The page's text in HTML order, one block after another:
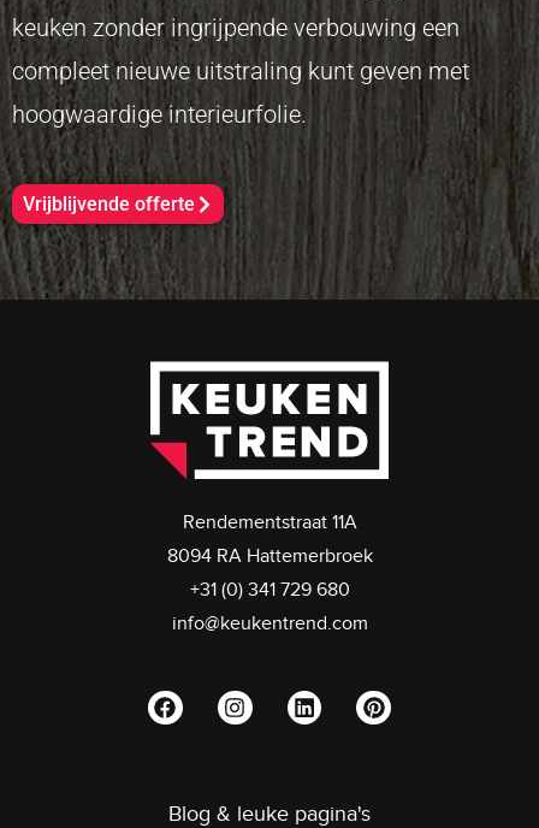
keuken zonder ingrijpende verbouwing een
compleet nieuwe uitstraling kunt geven met
hoogwaardige interieurfolie.
Vrijblijvende offerte
Rendementstraat 11A
8094 RA Hattemerbroek
+31 (0) 341 729 680
info@keukentrend.com
Blog & leuke pagina's